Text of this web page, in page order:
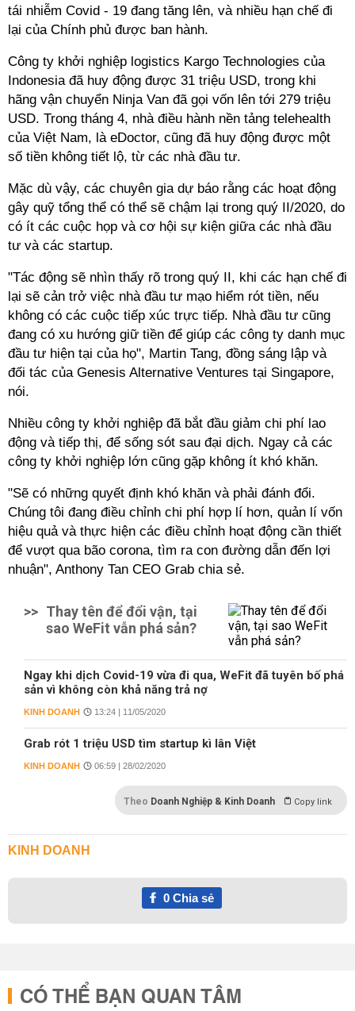
tái nhiễm Covid - 19 đang tăng lên, và nhiều hạn chế đi
lại của Chính phủ được ban hành.
Công ty khởi nghiệp logistics Kargo Technologies của
Indonesia đã huy động được 31 triệu USD, trong khi
hãng vận chuyển Ninja Van đã gọi vốn lên tới 279 triệu
USD. Trong tháng 4, nhà điều hành nền tảng telehealth
của Việt Nam, là eDoctor, cũng đã huy động được một
số tiền không tiết lộ, từ các nhà đầu tư.
Mặc dù vậy, các chuyên gia dự báo rằng các hoạt động
gây quỹ tổng thể có thể sẽ chậm lại trong quý II/2020, do
có ít các cuộc họp và cơ hội sự kiện giữa các nhà đầu
tư và các startup.
"Tác động sẽ nhìn thấy rõ trong quý II, khi các hạn chế đi
lại sẽ cản trở việc nhà đầu tư mạo hiểm rót tiền, nếu
không có các cuộc tiếp xúc trực tiếp. Nhà đầu tư cũng
đang có xu hướng giữ tiền để giúp các công ty danh mục
đầu tư hiện tại của họ", Martin Tang, đồng sáng lập và
đối tác của Genesis Alternative Ventures tại Singapore,
nói.
Nhiều công ty khởi nghiệp đã bắt đầu giảm chi phí lao
động và tiếp thị, để sống sót sau đại dịch. Ngay cả các
công ty khởi nghiệp lớn cũng gặp không ít khó khăn.
"Sẽ có những quyết định khó khăn và phải đánh đổi.
Chúng tôi đang điều chỉnh chi phí hợp lí hơn, quản lí vốn
hiệu quả và thực hiện các điều chỉnh hoạt động cần thiết
để vượt qua bão corona, tìm ra con đường dẫn đến lợi
nhuận", Anthony Tan CEO Grab chia sẻ.
>> Thay tên để đổi vận, tại
sao WeFit vẫn phá sản?
Ngay khi dịch Covid-19 vừa đi qua, WeFit đã tuyên bố phá
sản vì không còn khả năng trả nợ
KINH DOANH 13:24 | 11/05/2020
Grab rót 1 triệu USD tìm startup kì lân Việt
KINH DOANH 06:59 | 28/02/2020
Theo Doanh Nghiệp & Kinh Doanh Copy link
KINH DOANH
0Chia sẻ
CÓ THỂ BẠN QUAN TÂM